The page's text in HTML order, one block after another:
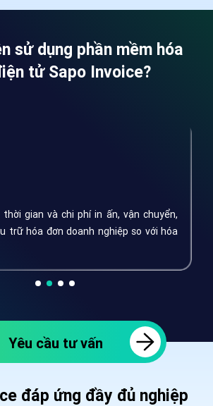
sử dụng phần mềm hóa
tử Sapo Invoice?
gian và chi phí in ấn, vận chuyển,
trữ hóa đơn doanh nghiệp so với hóa
Yêu cầu tư vấn
đáp ứng đầy đủ nghiệp